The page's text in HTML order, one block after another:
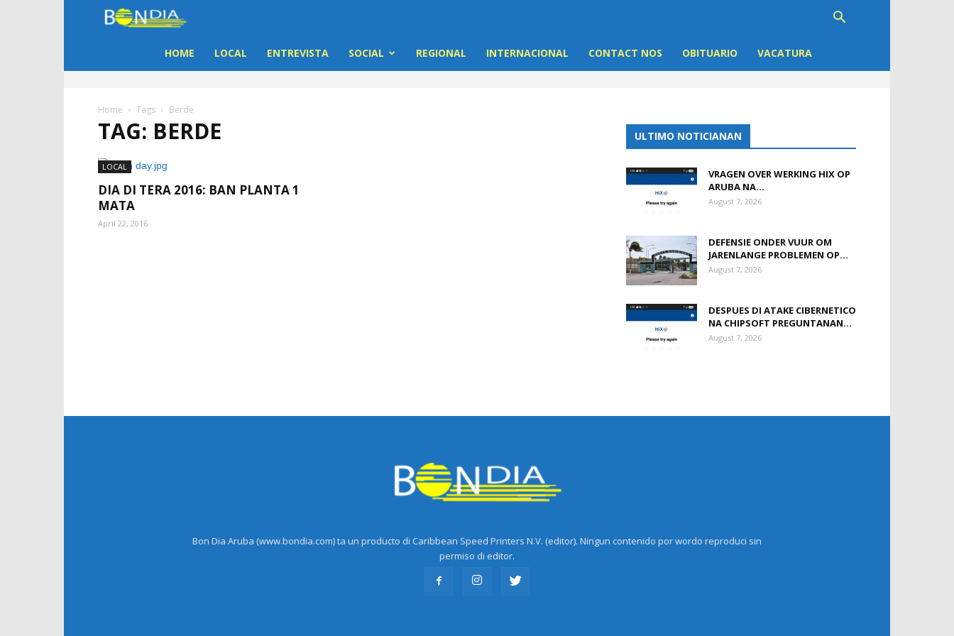
Dia
|
di
HOME LOCAL ENTREVISTA SOCIAL REGIONAL INTERNACIONAL CONTACT NOS OBITUARIO VACATURA
Home Tags Berde
TAG: BERDE
LOCAL
DIA DI TERA 2016: BAN PLANTA 1
MATA
April 22, 2016
ULTIMO NOTICIANAN
VRAGEN OVER WERKING HIX OP
ARUBA NA...
August 7, 2026
DEFENSIE ONDER VUUR OM
JARENLANGE PROBLEMEN OP...
August 7, 2026
DESPUES DI ATAKE CIBERNETICO
NA CHIPSOFT PREGUNTANAN...
August 7, 2026
Bon Dia Aruba (www.bondia.com) ta un producto di Caribbean Speed Printers N.V. (editor). Ningun contenido por wordo reproduci sin
permiso di editor.